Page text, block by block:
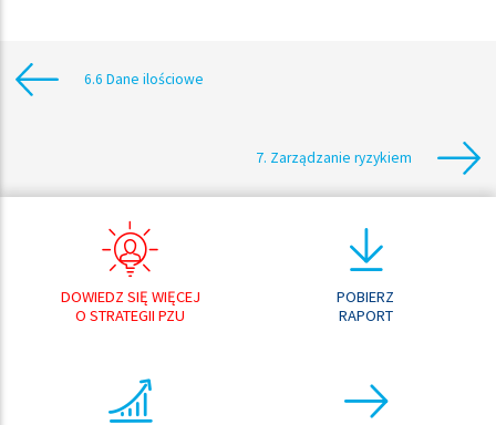
6.6 Dane ilościowe
7. Zarządzanie ryzykiem
DOWIEDZ SIĘ WIĘCEJ
O STRATEGII PZU
POBIERZ
RAPORT